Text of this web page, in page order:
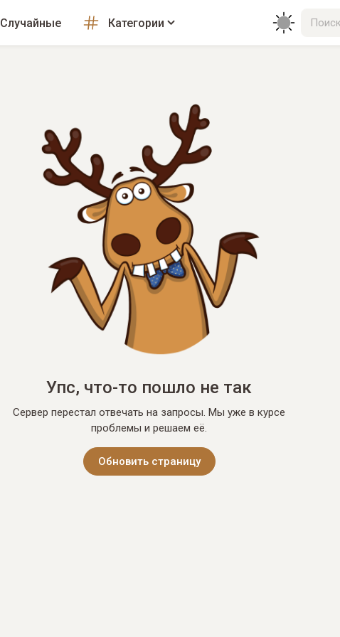
Случайные Категории
Упс, что-то пошло не так
Сервер перестал отвечать на запросы. Мы уже в курсе
проблемы и решаем её.
Обновить страницу